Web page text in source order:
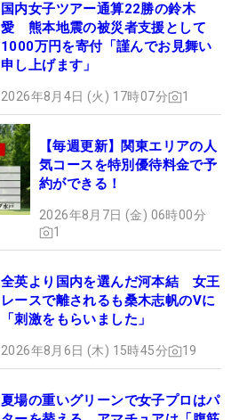
国内女子ツアー通算22勝の鈴木
愛 熊本地震の被災者支援として
1000万円を寄付「謹んでお見舞い
申し上げます」
2026年8月4日 (火) 17時07分 1
【毎週更新】関東エリアの人
気コースを特別優待料金で予
約ができる！
2026年8月7日 (金) 06時00分
1
全英より国内を選んだ河本結 女王
レースで離されるも桑木志帆のVに
「刺激をもらいました」
2026年8月6日 (木) 15時45分 19
夏場の重いグリーンで女子プロはパ